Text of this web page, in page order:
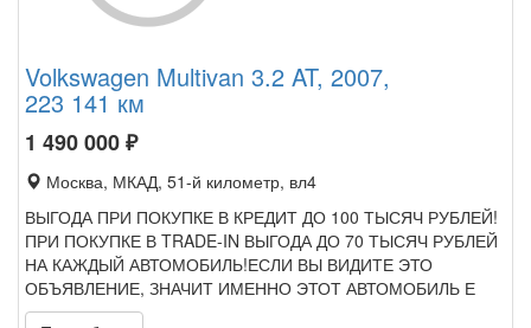
Volkswagen Multivan 3.2 AT, 2007,
223 141 км
1 490 000₽
Москва, МКАД, 51-й километр, вл4
ВЫГОДА ПРИ ПОКУПКЕ В КРЕДИТ ДО 100 ТЫСЯЧ РУБЛЕЙ!
ПРИ ПОКУПКЕ В TRADE-IN ВЫГОДА ДО 70 ТЫСЯЧ РУБЛЕЙ
НА КАЖДЫЙ АВТОМОБИЛЬ!ЕСЛИ ВЫ ВИДИТЕ ЭТО
ОБЪЯВЛЕНИЕ, ЗНАЧИТ ИМЕННО ЭТОТ АВТОМОБИЛЬ Е